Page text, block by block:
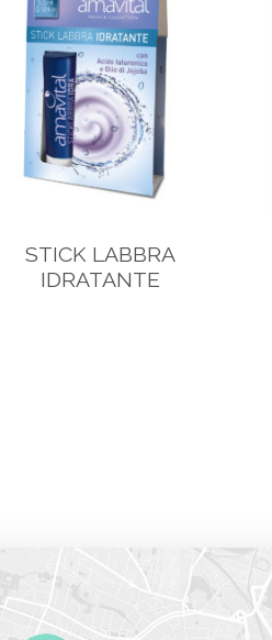
STICK LABBRA
IDRATANTE